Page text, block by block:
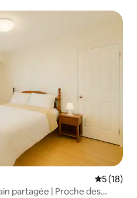
5 (18)
partagée | Proche des